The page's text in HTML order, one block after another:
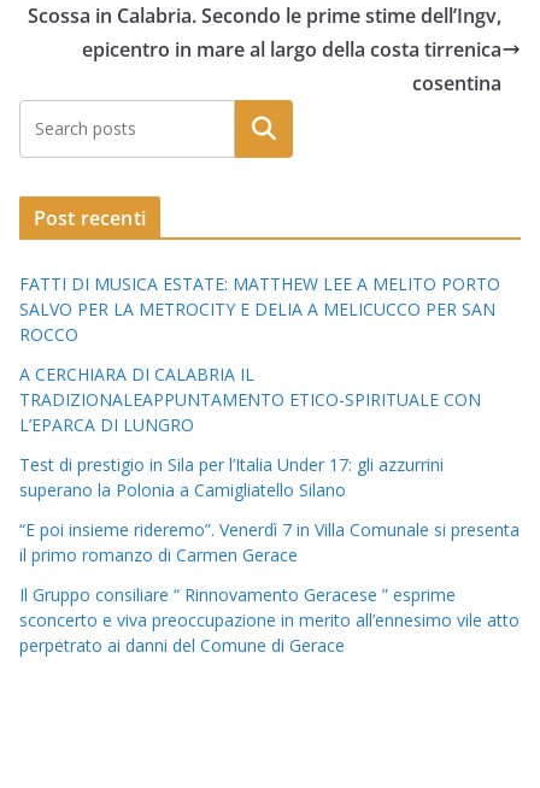
Scossa in Calabria. Secondo le prime stime dell’Ingv,
epicentro in mare al largo della costa tirrenica
cosentina
Post recenti
FATTI DI MUSICA ESTATE: MATTHEW LEE A MELITO PORTO
SALVO PER LA METROCITY E DELIA A MELICUCCO PER SAN
ROCCO
A CERCHIARA DI CALABRIA IL
TRADIZIONALEAPPUNTAMENTO ETICO-SPIRITUALE CON
L’EPARCA DI LUNGRO
Test di prestigio in Sila per l’Italia Under 17: gli azzurrini
superano la Polonia a Camigliatello Silano
“E poi insieme rideremo”. Venerdì 7 in Villa Comunale si presenta
il primo romanzo di Carmen Gerace
Il Gruppo consiliare “ Rinnovamento Geracese ” esprime
sconcerto e viva preoccupazione in merito all’ennesimo vile atto
perpetrato ai danni del Comune di Gerace